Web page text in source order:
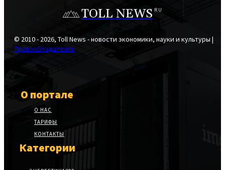
TOLL NEWS RU
© 2010 - 2026, Toll News - новости экономики, науки и культуры |
Правообладателям
О портале
О НАС
ТАРИФЫ
КОНТАКТЫ
Категории